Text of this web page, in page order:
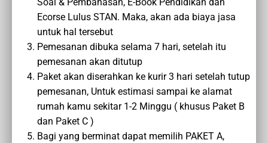
Ecorse Lulus STAN. Maka, akan ada biaya jasa
untuk hal tersebut
Pemesanan dibuka selama 7 hari, setelah itu
pemesanan akan ditutup
Paket akan diserahkan ke kurir 3 hari setelah tutup
pemesanan, Untuk estimasi sampai ke alamat
rumah kamu sekitar 1-2 Minggu ( khusus Paket B
dan Paket C )
Bagi yang berminat dapat memilih PAKET A,